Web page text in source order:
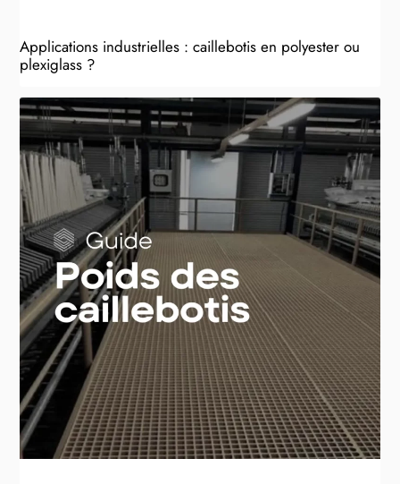
Applications industrielles : caillebotis en polyester ou
plexiglass ?